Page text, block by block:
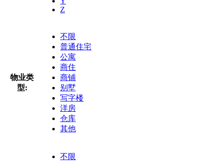
Z
物业类
型:
不限
普通住宅
公寓
商住
商铺
别墅
写字楼
洋房
仓库
其他
不限